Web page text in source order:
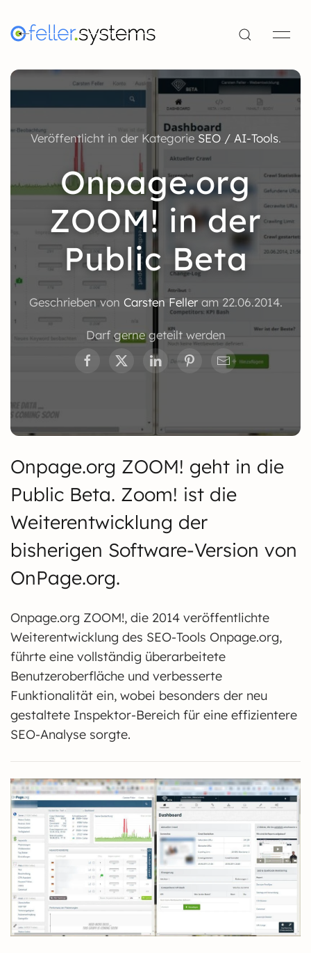
Veröffentlicht in der Kategorie SEO / AI-Tools.
Onpage.org
ZOOM! in der
Public Beta
Geschrieben von Carsten Felleram 22.06.2014.
Darf gerne geteilt werden
Onpage.org ZOOM! geht in die
Public Beta. Zoom! ist die
Weiterentwicklung der
bisherigen Software-Version von
OnPage.org.
Onpage.org ZOOM!, die 2014 veröffentlichte
Weiterentwicklung des SEO-Tools Onpage.org,
führte eine vollständig überarbeitete
Benutzeroberfläche und verbesserte
Funktionalität ein, wobei besonders der neu
gestaltete Inspektor-Bereich für eine effizientere
SEO-Analyse sorgte.